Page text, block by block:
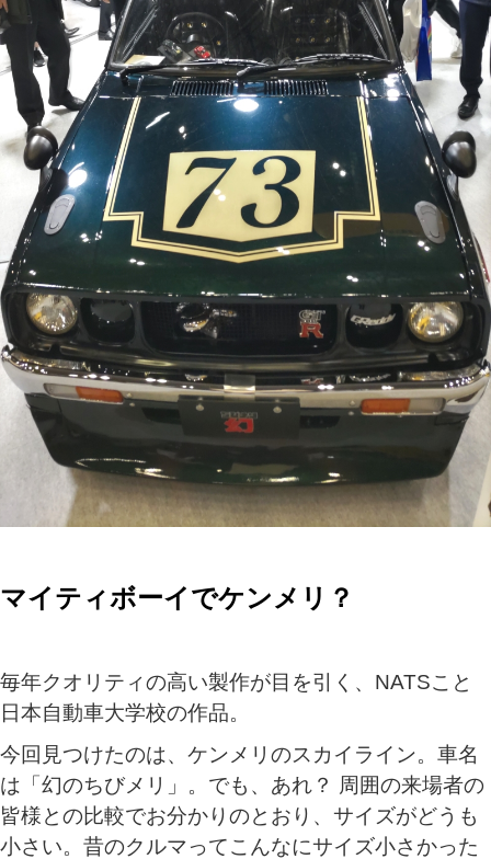
マイティボーイでケンメリ？
毎年クオリティの高い製作が目を引く、NATSこと
日本自動車大学校の作品。
今回見つけたのは、ケンメリのスカイライン。車名
は「幻のちびメリ」。でも、あれ？ 周囲の来場者の
皆様との比較でお分かりのとおり、サイズがどうも
小さい。昔のクルマってこんなにサイズ小さかった